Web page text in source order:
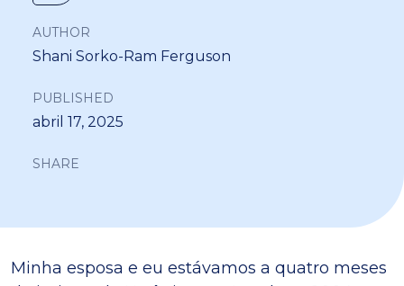
AUTHOR
Shani Sorko-Ram Ferguson
PUBLISHED
abril 17, 2025
SHARE
Minha esposa e eu estávamos a quatro meses